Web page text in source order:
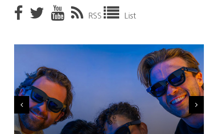
RSS List